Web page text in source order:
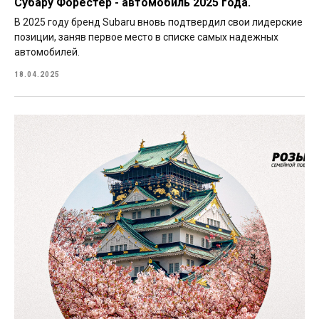
В 2025 году бренд Subaru вновь подтвердил свои лидерские
позиции, заняв первое место в списке самых надежных
автомобилей.
18.04.2025